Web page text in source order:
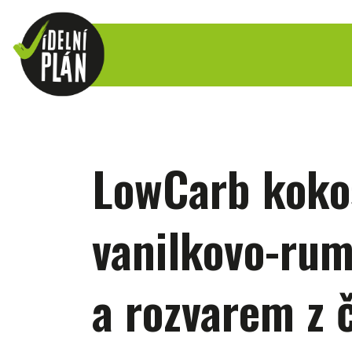
LowCarb
vanilkovo-
a rozvarem z